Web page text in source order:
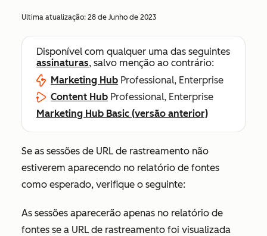
Ultima atualização: 28 de Junho de 2023
Disponível com qualquer uma das seguintes
assinaturas, salvo menção ao contrário:
Marketing Hub Professional, Enterprise
Content Hub Professional, Enterprise
Marketing Hub Basic (versão anterior)
Se as sessões de URL de rastreamento não
estiverem aparecendo no relatório de fontes
como esperado, verifique o seguinte:
As sessões aparecerão apenas no relatório de
fontes se a URL de rastreamento foi visualizada